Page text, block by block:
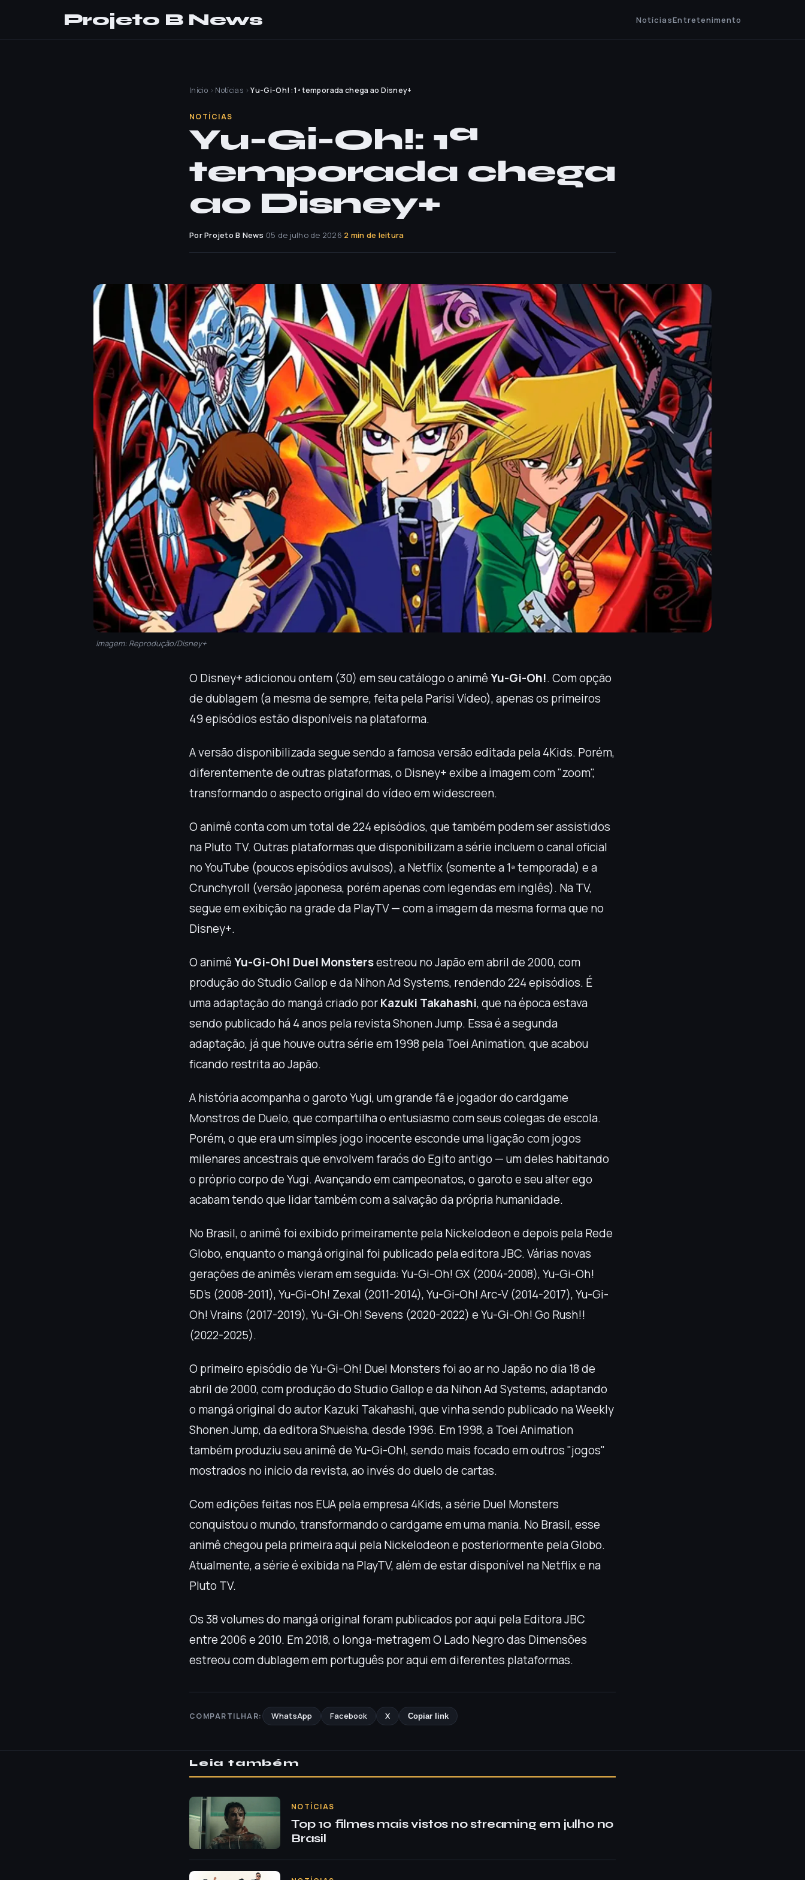
Projeto B News NotíciasEntretenimento
Início › Notícias › Yu-Gi-Oh!: 1ª temporada chega ao Disney+
NOTÍCIAS
Yu-Gi-Oh!: 1ª
temporada chega
ao Disney+
Por Projeto B News·05 de julho de 2026·2 min de leitura
Imagem: Reprodução/Disney+
O Disney+ adicionou ontem (30) em seu catálogo o animêYu-Gi-Oh!. Com opção
de dublagem (a mesma de sempre, feita pela Parisi Vídeo), apenas os primeiros
49 episódios estão disponíveis na plataforma.
A versão disponibilizada segue sendo a famosa versão editada pela 4Kids. Porém,
diferentemente de outras plataformas, o Disney+ exibe a imagem com "zoom",
transformando o aspecto original do vídeo em widescreen.
O animê conta com um total de 224 episódios, que também podem ser assistidos
na Pluto TV. Outras plataformas que disponibilizam a série incluem o canal oficial
no YouTube (poucos episódios avulsos), a Netflix (somente a 1ª temporada) e a
Crunchyroll (versão japonesa, porém apenas com legendas em inglês). Na TV,
segue em exibição na grade da PlayTV — com a imagem da mesma forma que no
Disney+.
O animêYu-Gi-Oh! Duel Monstersestreou no Japão em abril de 2000, com
produção do Studio Gallop e da Nihon Ad Systems, rendendo 224 episódios. É
uma adaptação do mangá criado porKazuki Takahashi, que na época estava
sendo publicado há 4 anos pela revista Shonen Jump. Essa é a segunda
adaptação, já que houve outra série em 1998 pela Toei Animation, que acabou
ficando restrita ao Japão.
A história acompanha o garoto Yugi, um grande fã e jogador do cardgame
Monstros de Duelo, que compartilha o entusiasmo com seus colegas de escola.
Porém, o que era um simples jogo inocente esconde uma ligação com jogos
milenares ancestrais que envolvem faraós do Egito antigo — um deles habitando
o próprio corpo de Yugi. Avançando em campeonatos, o garoto e seu alter ego
acabam tendo que lidar também com a salvação da própria humanidade.
No Brasil, o animê foi exibido primeiramente pela Nickelodeon e depois pela Rede
Globo, enquanto o mangá original foi publicado pela editora JBC. Várias novas
gerações de animês vieram em seguida: Yu-Gi-Oh! GX (2004-2008), Yu-Gi-Oh!
5D’s (2008-2011), Yu-Gi-Oh! Zexal (2011-2014), Yu-Gi-Oh! Arc-V (2014-2017), Yu-Gi-
Oh! Vrains (2017-2019), Yu-Gi-Oh! Sevens (2020-2022) e Yu-Gi-Oh! Go Rush!!
(2022-2025).
O primeiro episódio de Yu-Gi-Oh! Duel Monsters foi ao ar no Japão no dia 18 de
abril de 2000, com produção do Studio Gallop e da Nihon Ad Systems, adaptando
o mangá original do autor Kazuki Takahashi, que vinha sendo publicado na Weekly
Shonen Jump, da editora Shueisha, desde 1996. Em 1998, a Toei Animation
também produziu seu animê de Yu-Gi-Oh!, sendo mais focado em outros "jogos"
mostrados no início da revista, ao invés do duelo de cartas.
Com edições feitas nos EUA pela empresa 4Kids, a série Duel Monsters
conquistou o mundo, transformando o cardgame em uma mania. No Brasil, esse
animê chegou pela primeira aqui pela Nickelodeon e posteriormente pela Globo.
Atualmente, a série é exibida na PlayTV, além de estar disponível na Netflix e na
Pluto TV.
Os 38 volumes do mangá original foram publicados por aqui pela Editora JBC
entre 2006 e 2010. Em 2018, o longa-metragem O Lado Negro das Dimensões
estreou com dublagem em português por aqui em diferentes plataformas.
COMPARTILHAR: WhatsApp Facebook X Copiar link
Leia também
NOTÍCIAS
Top 10 filmes mais vistos no streaming em julho no
Brasil